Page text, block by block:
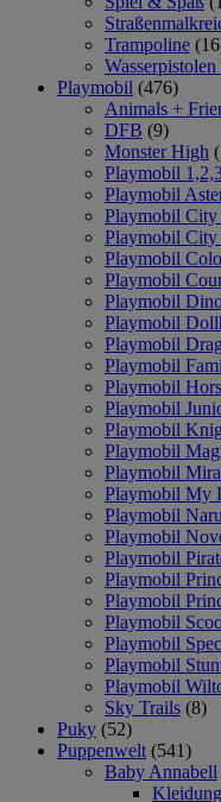
Trampoline
Playmobil (476)
Animals +
DFB (9)
Monster High
Playmobil
Playmobil
Playmobil
Playmobil
Playmobil
Playmobil
Playmobil
Playmobil
Playmobil
Playmobil
Playmobil
Playmobil
Playmobil
Playmobil
Playmobil
Playmobil My
Playmobil
Playmobil
Playmobil
Playmobil
Playmobil
Playmobil
Playmobil
Playmobil
Playmobil
Sky Trails (8)
Puky (52)
Puppenwelt (541)
Baby Annabell